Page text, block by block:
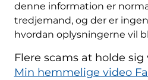
denne information er
tredjemand, og der er
hvordan oplysningerne vil
Flere scams at holde
Min hemmelige video